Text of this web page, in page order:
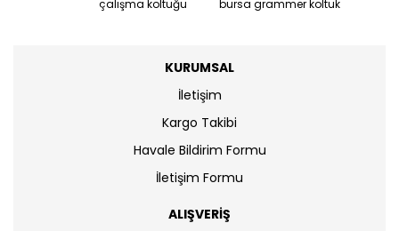
çalışma koltuğu
bursa grammer koltuk
KURUMSAL
İletişim
Kargo Takibi
Havale Bildirim Formu
İletişim Formu
ALIŞVERİŞ